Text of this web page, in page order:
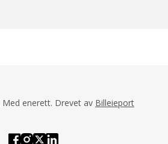
enerett. Drevet av Billeieport